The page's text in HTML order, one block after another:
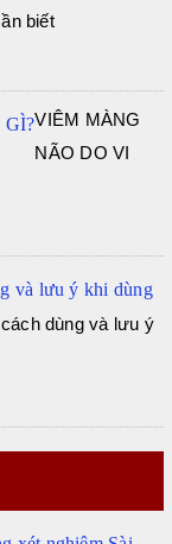
biết
VIÊM MÀNG
NÃO DO VI
dùng và lưu ý